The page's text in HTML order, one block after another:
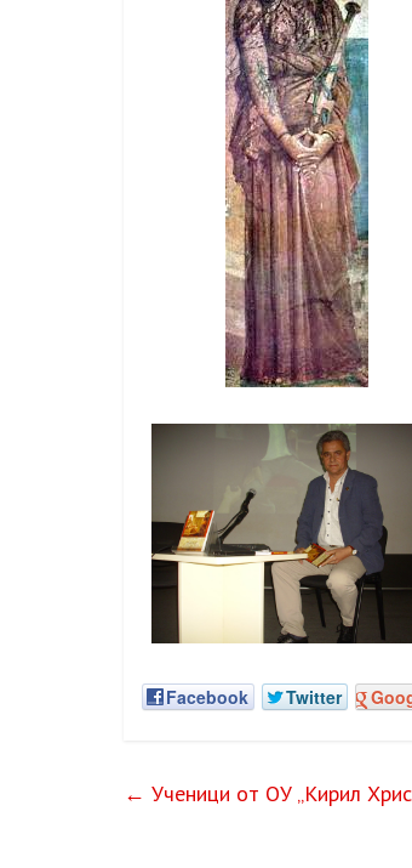
Facebook Twitter
← Ученици от ОУ „Кирил